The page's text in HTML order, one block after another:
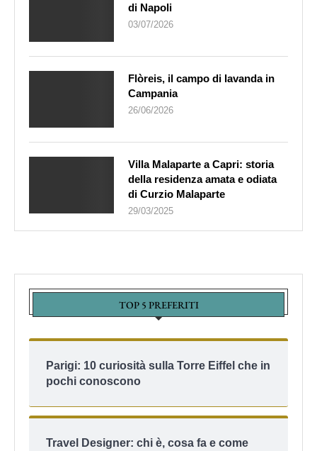
di Napoli
03/07/2026
Flòreis, il campo di lavanda in
Campania
26/06/2026
Villa Malaparte a Capri: storia
della residenza amata e odiata
di Curzio Malaparte
29/03/2025
TOP 5 PREFERITI
Parigi: 10 curiosità sulla Torre Eiffel che in
pochi conoscono
Travel Designer: chi è, cosa fa e come